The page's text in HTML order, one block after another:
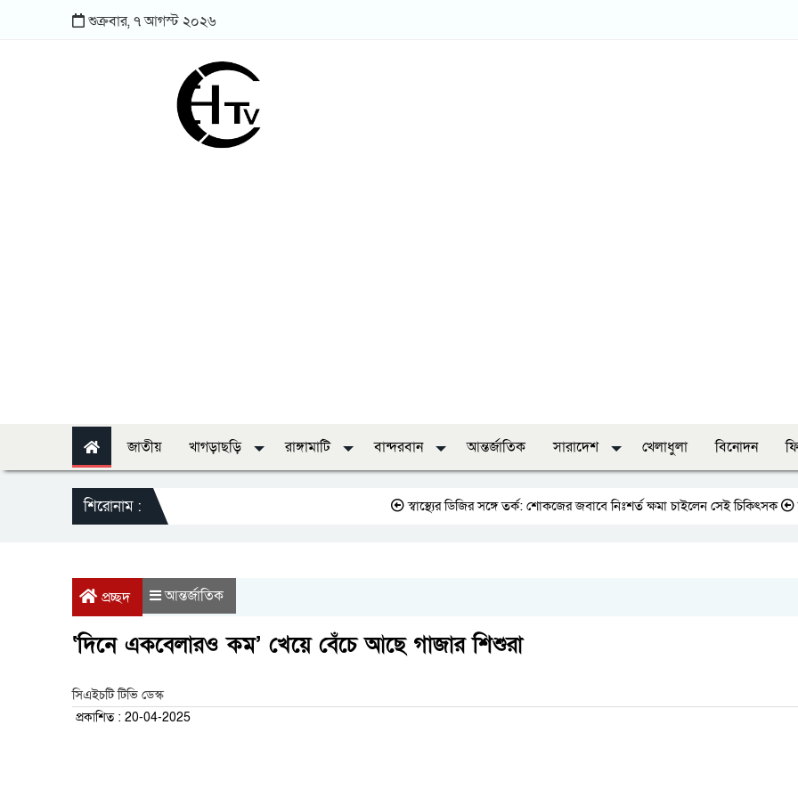
শুক্রবার,৭আগস্ট ২০২৬
জাতীয় খাগড়াছড়ি রাঙ্গামাটি বান্দরবান আন্তর্জাতিক সারাদেশ খেলাধুলা বিনোদন
শিরোনাম : স্বাস্থ্যের ডিজির সঙ্গে তর্ক: শোকজের জবাবে নিঃশর্ত ক্ষমা চাইলেন সেই চিকিৎসক জাতীয়
প্রচ্ছদ আন্তর্জাতিক
‘দিনে একবেলারও কম’ খেয়ে বেঁচে আছে গাজার শিশুরা
সিএইচটি টিভি ডেস্ক
প্রকাশিত : 20-04-2025